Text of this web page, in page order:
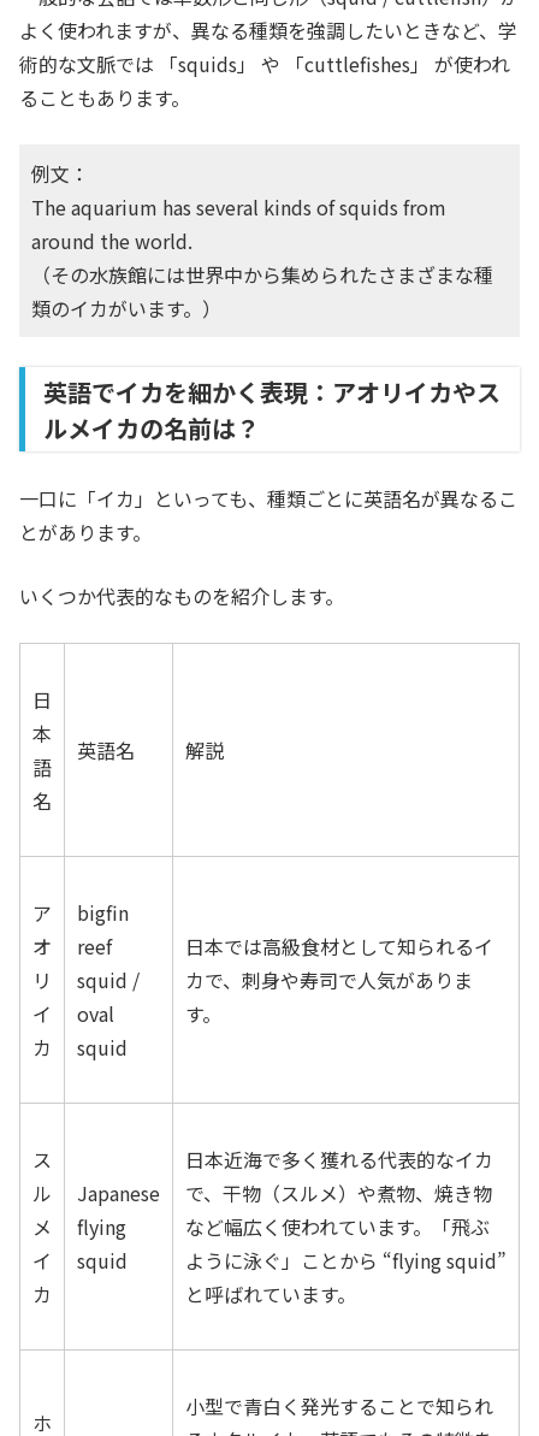
よく使われますが、異なる種類を強調したいときなど、学
術的な文脈では 「squids」 や 「cuttlefishes」 が使われ
ることもあります。
例文：
The aquarium has several kinds of squids from
around the world.
（その水族館には世界中から集められたさまざまな種
類のイカがいます。）
英語でイカを細かく表現：アオリイカやス
ルメイカの名前は？
一口に「イカ」といっても、種類ごとに英語名が異なるこ
とがあります。
いくつか代表的なものを紹介します。
日
本
語
名
英語名 解説
ア
オ
リ
イ
カ
bigfin
reef
squid /
oval
squid
日本では高級食材として知られるイ
カで、刺身や寿司で人気がありま
す。
ス
ル
メ
イ
カ
Japanese
flying
squid
日本近海で多く獲れる代表的なイカ
で、干物（スルメ）や煮物、焼き物
など幅広く使われています。「飛ぶ
ように泳ぐ」ことから “flying squid”
と呼ばれています。
ホ
小型で青白く発光することで知られ